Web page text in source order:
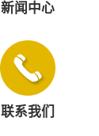
新闻中心
联系我们